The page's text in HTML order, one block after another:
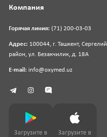
Горячая линия: (71) 200-03-03
Адрес: 100044, г. Ташкент,
район, ул. Безакчилик, д. 18А
E-mail: info@oxymed.uz
Компания
Загрузите в Загрузите в